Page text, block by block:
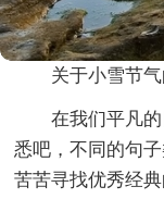
关于小雪节
在我们平凡
悉吧，不同的句
苦苦寻找优秀经